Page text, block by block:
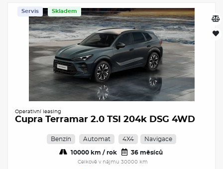
Skladem
Servis
Operativní leasing
Cupra Terramar 2.0 TSI 204k DSG 4WD
Benzín Automat 4X4 Navigace
10000 km / rok 36 měsíců
Celkově v nájmu 30000 km